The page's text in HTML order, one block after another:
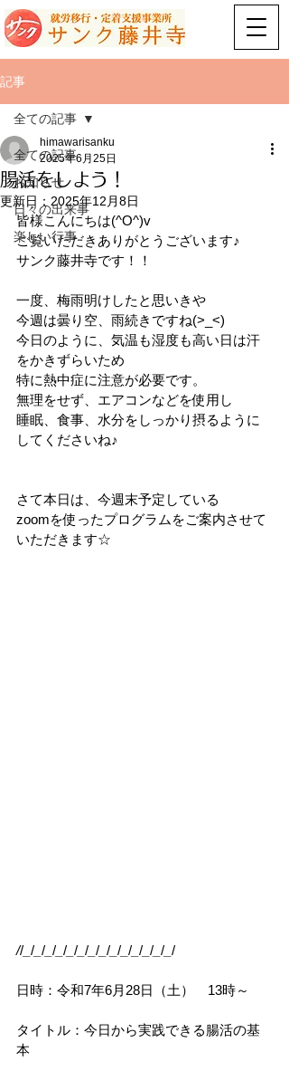
記事
全ての記事
お知らせ
日々の出来事
楽しい行事
全ての記事
腸活をしよう！
himawarisanku
2025年6月25日
更新日： 2025年12月8日
皆様こんにちは(^O^)v
ご覧いただきありがとうございます♪
サンク藤井寺です！！
一度、梅雨明けしたと思いきや
今週は曇り空、雨続きですね(>_<)
今日のように、気温も湿度も高い日は汗
をかきずらいため
特に熱中症に注意が必要です。
無理をせず、エアコンなどを使用し
睡眠、食事、水分をしっかり摂るように
してくださいね♪
さて本日は、今週末予定している
zoomを使ったプログラムをご案内させて
いただきます☆
// / / / / / / / / / / / / / /
日時：令和7年6月28日（土）　13時～
タイトル：今日から実践できる腸活の基
本